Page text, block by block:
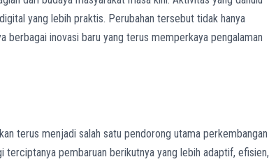
yang lebih praktis. Perubahan tersebut tidak hanya
berbagai inovasi baru yang terus memperkaya pengalaman
terus menjadi salah satu pendorong utama perkembangan
pembaruan berikutnya yang lebih adaptif, efisien,